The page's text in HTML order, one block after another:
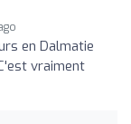
en Dalmatie
vraiment